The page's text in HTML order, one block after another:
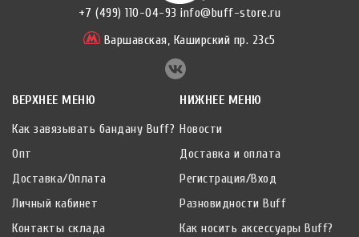
+7 (499) 110-04-93 info@buff-store.ru
Варшавская, Каширский пр. 23с5
ВЕРХНЕЕ МЕНЮ
Как завязывать бандану Buff?
Опт
Доставка/Оплата
Личный кабинет
Контакты склада
НИЖНЕЕ МЕНЮ
Новости
Доставка и оплата
Регистрация/Вход
Разновидности Buff
Как носить аксессуары Buff?